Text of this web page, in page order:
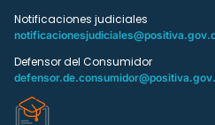
Notificaciones judiciales
Defensor del Consumidor